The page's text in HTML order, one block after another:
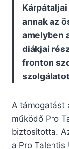
annak az
amelyben
diákjai
fronton
A támogatást
működő Pro
biztosította.
a Pro Talentis